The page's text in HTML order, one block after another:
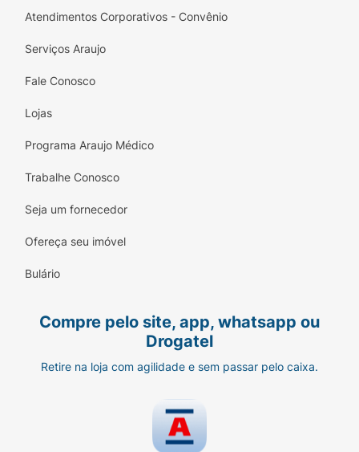
Atendimentos Corporativos - Convênio
Serviços Araujo
Fale Conosco
Lojas
Programa Araujo Médico
Trabalhe Conosco
Seja um fornecedor
Ofereça seu imóvel
Bulário
Compre pelo site, app, whatsapp ou
Drogatel
Retire na loja com agilidade e sem passar pelo caixa.